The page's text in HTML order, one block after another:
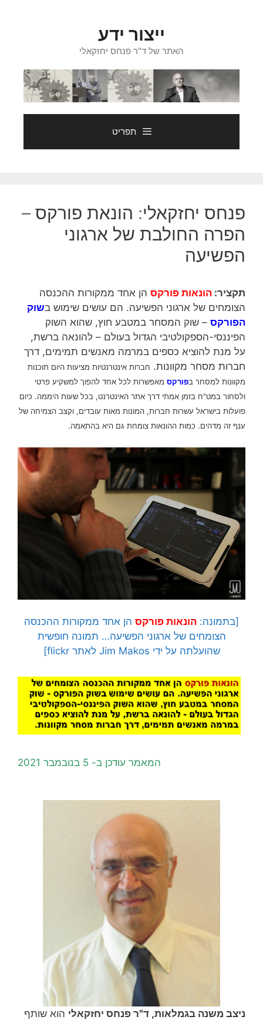
ייצור ידע
האתר של ד"ר פנחס יחזקאלי
תפריט
פנחס יחזקאלי: הונאת פורקס –
הפרה החולבת של ארגוני
הפשיעה
תקציר: הונאות פורקס הן אחד ממקורות ההכנסה
הצומחים של ארגוני הפשיעה. הם עושים שימוש בשוק
הפורקס – שוק המסחר במטבע חוץ, שהוא השוק
הפיננסי-הספקולטיבי הגדול בעולם – להונאה ברשת,
על מנת להוציא כספים במרמה מאנשים תמימים, דרך
חברות מסחר מקוונות. חברות אינטרנטיות מציעות היום תוכנות
מקוונות למסחר בפורקס מאפשרות לכל אחד להפוך למשקיע פרטי
ולסחור במט"ח בזמן אמתי דרך אתר האינטרנט, בכל שעות היממה. כיום
פועלות בישראל עשרות חברות, המונות מאות עובדים, וקצב הצמיחה של
ענף זה מדהים. כמות ההונאות צומחת גם היא בהתאמה.
[בתמונה: הונאות פורקס הן אחד ממקורות ההכנסה
הצומחים של ארגוני הפשיעה… תמונה חופשית
שהועלתה על ידי Jim Makos לאתר flickr]
המאמר עודכן ב- 5 בנובמבר 2021
ניצב משנה בגמלאות, ד"ר פנחס יחזקאלי הוא שותף